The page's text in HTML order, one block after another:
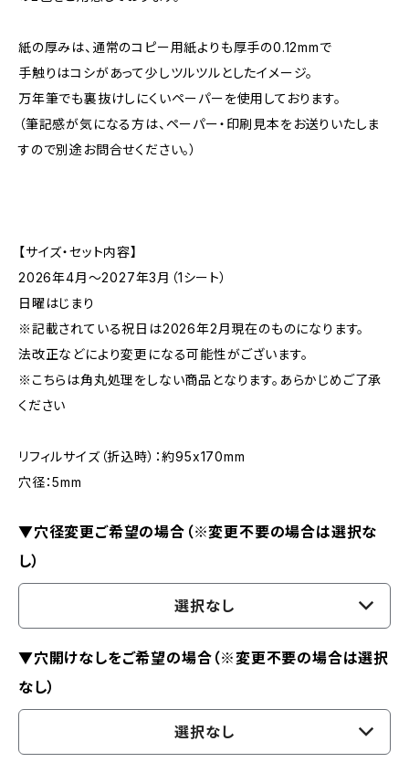
紙の厚みは、通常のコピー用紙よりも厚手の0.12mmで
手触りはコシがあって少しツルツルとしたイメージ。
万年筆でも裏抜けしにくいペーパーを使用しております。
（筆記感が気になる方は、ペーパー・印刷見本をお送りいたしま
すので別途お問合せください。）
【サイズ・セット内容】
2026年4月〜2027年3月（1シート）
日曜はじまり
※記載されている祝日は2026年2月現在のものになります。
法改正などにより変更になる可能性がございます。
※こちらは角丸処理をしない商品となります。あらかじめご了承
ください
リフィルサイズ（折込時）：約95x170mm
穴径：5mm
▼穴径変更ご希望の場合（※変更不要の場合は選択な
し）
選択なし
▼穴開けなしをご希望の場合（※変更不要の場合は選択
なし）
選択なし